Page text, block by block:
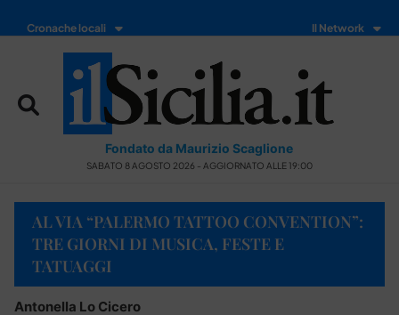
Cronache locali Il Network
Fondato da Maurizio Scaglione
SABATO 8 AGOSTO 2026 - AGGIORNATO ALLE 19:00
AL VIA “PALERMO TATTOO CONVENTION”:
TRE GIORNI DI MUSICA, FESTE E
TATUAGGI
Antonella Lo Cicero